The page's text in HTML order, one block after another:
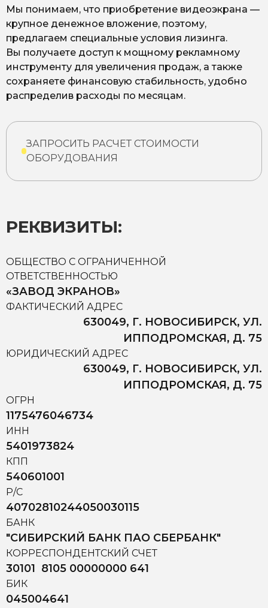
Мы понимаем, что приобретение видеоэкрана —
крупное денежное вложение, поэтому,
предлагаем специальные условия лизинга.
Вы получаете доступ к мощному рекламному
инструменту для увеличения продаж, а также
сохраняете финансовую стабильность, удобно
распределив расходы по месяцам.
ЗАПРОСИТЬ РАСЧЕТ СТОИМОСТИ
ОБОРУДОВАНИЯ
РЕКВИЗИТЫ:
ОБЩЕСТВО С ОГРАНИЧЕННОЙ
ОТВЕТСТВЕННОСТЬЮ
«ЗАВОД ЭКРАНОВ»
ФАКТИЧЕСКИЙ АДРЕС
630049, Г. НОВОСИБИРСК, УЛ.
ИППОДРОМСКАЯ, Д. 75
ЮРИДИЧЕСКИЙ АДРЕС
630049, Г. НОВОСИБИРСК, УЛ.
ИППОДРОМСКАЯ, Д. 75
ОГРН
1175476046734
ИНН
5401973824
КПП
540601001
Р/С
40702810244050030115
БАНК
"СИБИРСКИЙ БАНК ПАО СБЕРБАНК"
КОРРЕСПОНДЕНТСКИЙ СЧЕТ
30101 8105 00000000 641
БИК
045004641